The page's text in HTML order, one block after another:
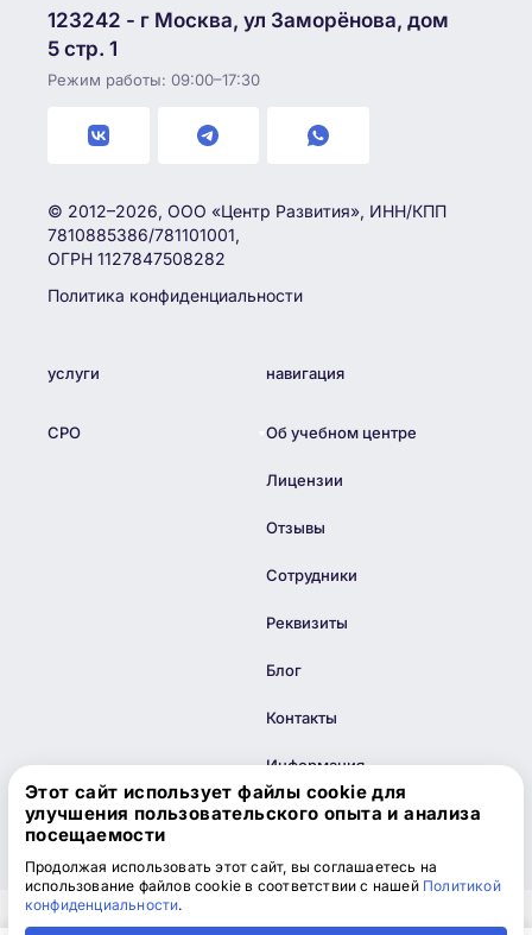
123242 - г Москва, ул Заморёнова, дом
5 стр. 1
Режим работы: 09:00–17:30
© 2012–2026, ООО «Центр Развития», ИНН/КПП
7810885386/781101001,
ОГРН 1127847508282
Политика конфиденциальности
услуги
СРО
навигация
Об учебном центре
Лицензии
Отзывы
Сотрудники
Реквизиты
Блог
Контакты
Информация
Карта сайта
Этот сайт использует файлы cookie для
улучшения пользовательского опыта и анализа
посещаемости
Продолжая использовать этот сайт, вы соглашаетесь на
использование файлов cookie в соответствии с нашей Политикой
конфиденциальности.